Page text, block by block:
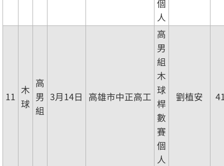
個
人
11
木
球
高
男
組
3月14日 高雄市中正高工
高
男
組
木
球
桿
數
賽
個
人
劉植安